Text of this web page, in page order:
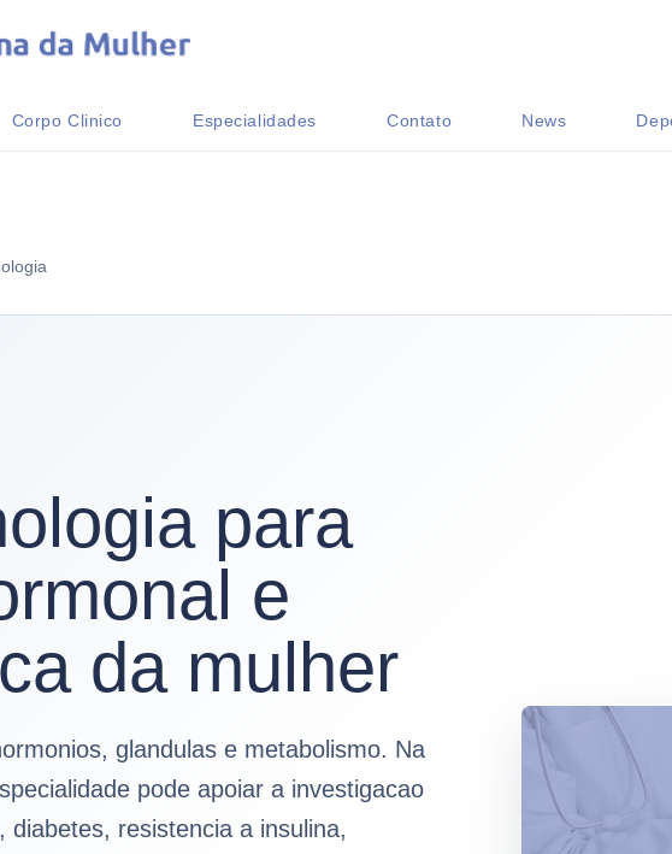
Corpo Clinico Especialidades Contato News
para
e
da mulher
glandulas e metabolismo. Na
pode apoiar a investigacao
diabetes, resistencia a insulina,